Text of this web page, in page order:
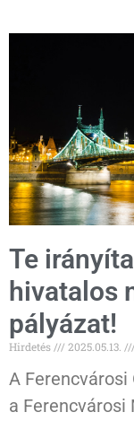
Te
hivatalos
pályázat!
Hirdetés 2025.05.13.
A
a